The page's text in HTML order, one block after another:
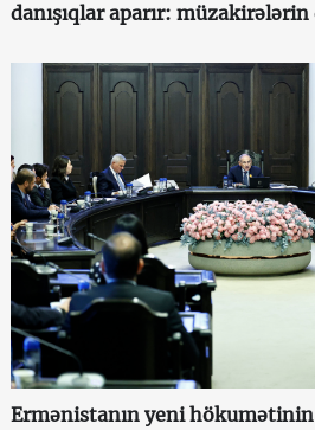
danışıqlar aparır: müzakirələrin
Ermənistanın yeni